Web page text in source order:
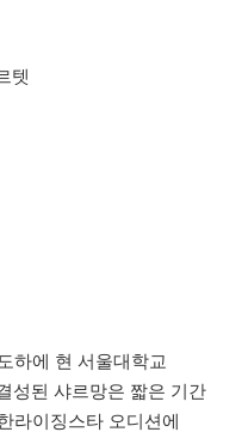
텟
하에 현 서울대학교
성된 샤르망은 짧은 기간
라이징스타 오디션에